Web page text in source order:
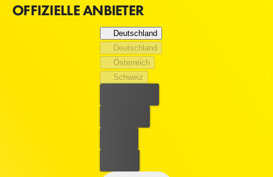
OFFIZIELLE ANBIETER
Deutschland
Deutschland
Österreich
Schweiz